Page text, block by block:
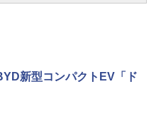
新型コンパクトEV「ド